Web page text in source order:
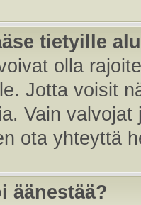
tietyille
olla
Jotta voisit
Vain
ota yhteyttä
äänestää?